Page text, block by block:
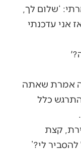
‘שלום לך,
אני עדכנתי
אמרת שאתה
כלל
קצת
לי?’